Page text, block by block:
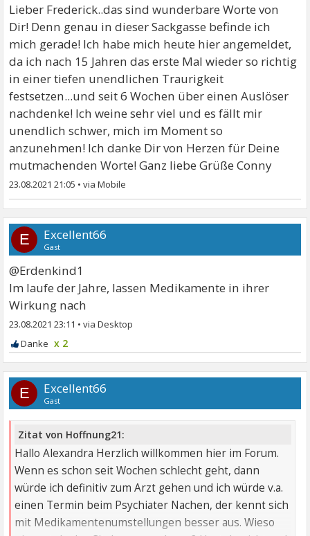
Lieber Frederick..das sind wunderbare Worte von
Dir! Denn genau in dieser Sackgasse befinde ich
mich gerade! Ich habe mich heute hier angemeldet,
da ich nach 15 Jahren das erste Mal wieder so richtig
in einer tiefen unendlichen Traurigkeit
festsetzen...und seit 6 Wochen über einen Auslöser
nachdenke! Ich weine sehr viel und es fällt mir
unendlich schwer, mich im Moment so
anzunehmen! Ich danke Dir von Herzen für Deine
mutmachenden Worte! Ganz liebe Grüße Conny
23.08.2021 21:05 •
E Excellent66
Gast
@Erdenkind1
Im laufe der Jahre, lassen Medikamente in ihrer
Wirkung nach
23.08.2021 23:11 •
x 2
E Excellent66
Gast
Zitat von Hoffnung21:
Hallo Alexandra Herzlich willkommen hier im Forum.
Wenn es schon seit Wochen schlecht geht, dann
würde ich definitiv zum Arzt gehen und ich würde v.a.
einen Termin beim Psychiater Nachen, der kennt sich
mit Medikamentenumstellungen besser aus. Wieso